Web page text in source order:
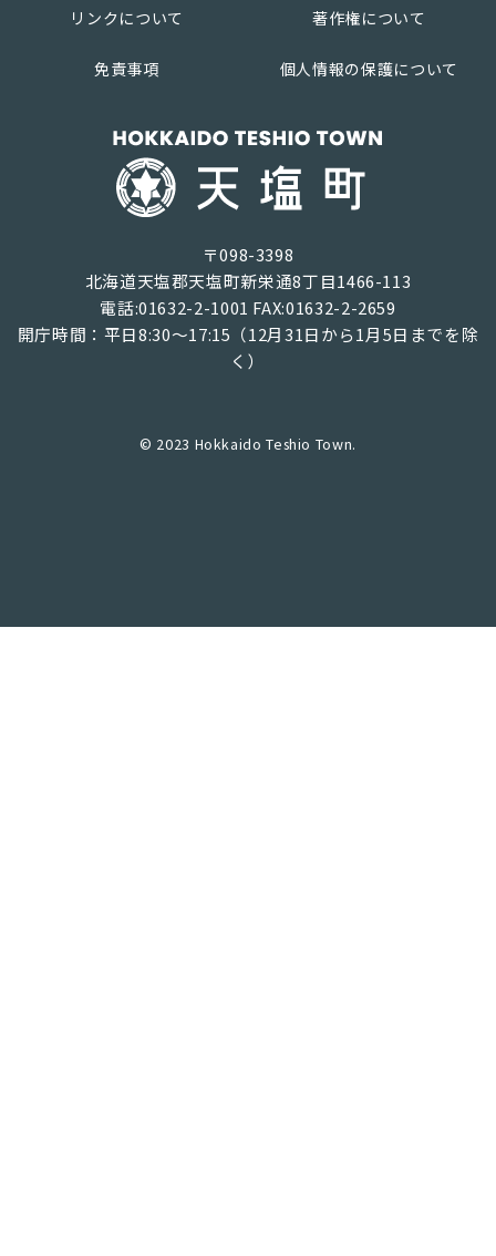
リンクについて 著作権について
免責事項 個人情報の保護について
〒098-3398
北海道天塩郡天塩町新栄通8丁目1466-113
電話:01632-2-1001 FAX:01632-2-2659
開庁時間：平日8:30～17:15（12月31日から1月5日までを除
く）
© 2023 Hokkaido Teshio Town.